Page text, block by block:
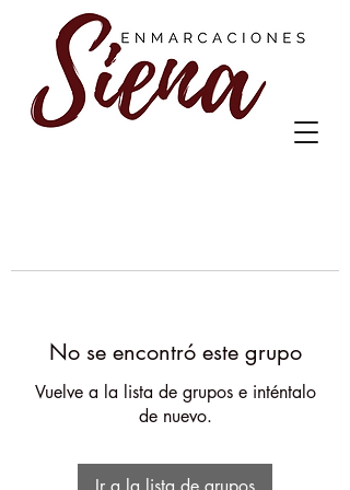
No se encontró este grupo
Vuelve a la lista de grupos e inténtalo
de nuevo.